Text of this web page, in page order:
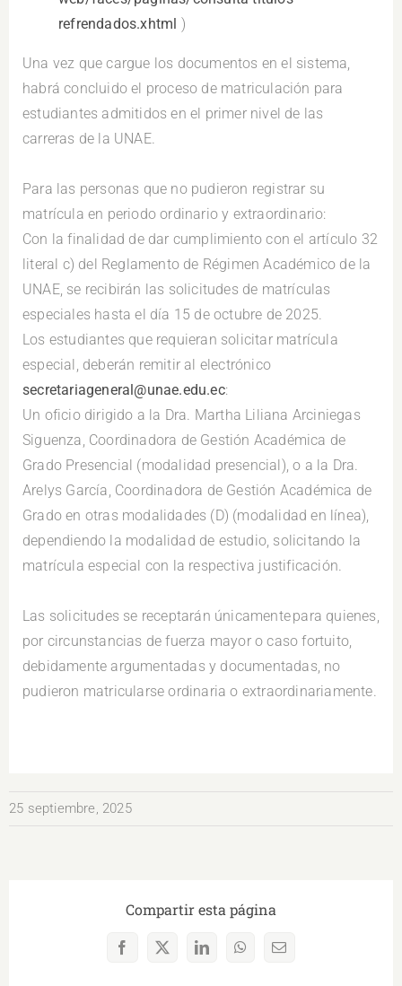
refrendados.xhtml )
Una vez que cargue los documentos en el sistema,
habrá concluido el proceso de matriculación para
estudiantes admitidos en el primer nivel de las
carreras de la UNAE.
Para las personas que no pudieron registrar su
matrícula en periodo ordinario y extraordinario:
Con la finalidad de dar cumplimiento con el artículo 32
literal c) del Reglamento de Régimen Académico de la
UNAE, se recibirán las solicitudes de matrículas
especiales hasta el día 15 de octubre de 2025.
Los estudiantes que requieran solicitar matrícula
especial, deberán remitir al electrónico
secretariageneral@unae.edu.ec:
Un oficio dirigido a la Dra. Martha Liliana Arciniegas
Siguenza, Coordinadora de Gestión Académica de
Grado Presencial (modalidad presencial), o a la Dra.
Arelys García, Coordinadora de Gestión Académica de
Grado en otras modalidades (D) (modalidad en línea),
dependiendo la modalidad de estudio, solicitando la
matrícula especial con la respectiva justificación.
Las solicitudes se receptarán únicamente para quienes,
por circunstancias de fuerza mayor o caso fortuito,
debidamente argumentadas y documentadas, no
pudieron matricularse ordinaria o extraordinariamente.
25 septiembre, 2025
Compartir esta página
Facebook
X LinkedInWhatsAppCorreo